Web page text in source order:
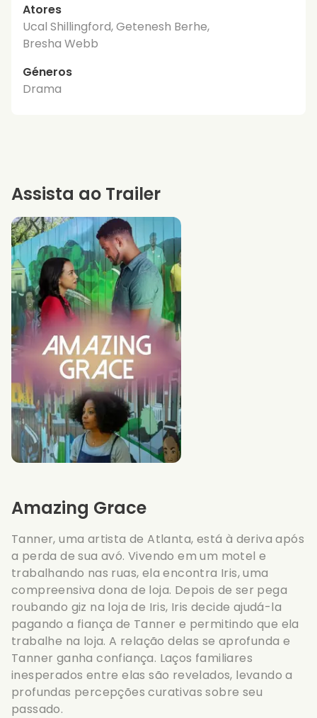
Atores
Ucal Shillingford, Getenesh Berhe,
Bresha Webb
Géneros
Drama
Amazing Grace
Tanner, uma artista de Atlanta, está à deriva após
a perda de sua avó. Vivendo em um motel e
trabalhando nas ruas, ela encontra Iris, uma
compreensiva dona de loja. Depois de ser pega
roubando giz na loja de Iris, Iris decide ajudá-la
pagando a fiança de Tanner e permitindo que ela
trabalhe na loja. A relação delas se aprofunda e
Tanner ganha confiança. Laços familiares
inesperados entre elas são revelados, levando a
profundas percepções curativas sobre seu
passado.
Assista ao Trailer